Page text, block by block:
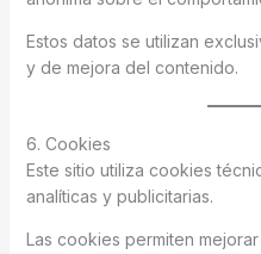
Estos datos se utilizan
y de mejora del contenido.
6. Cookies
Este sitio utiliza cookies
analíticas y publicitarias.
Las cookies permiten